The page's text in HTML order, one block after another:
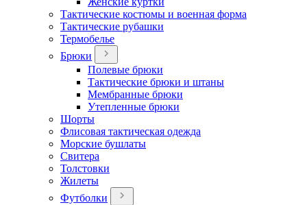
Тактические костюмы и военная форма
Тактические рубашки
Термобелье
Брюки
Полевые брюки
Тактические брюки и штаны
Мембранные брюки
Утепленные брюки
Шорты
Флисовая тактическая одежда
Морские бушлаты
Свитера
Толстовки
Жилеты
Футболки